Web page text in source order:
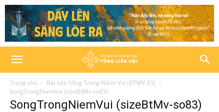
Trang chủ
Bài hát: Sống Trong Niềm Vui (BTMV 83)
SongTrongNiemVui (sizeBtMv-so83)
SongTrongNiemVui (sizeBtMv-so83)